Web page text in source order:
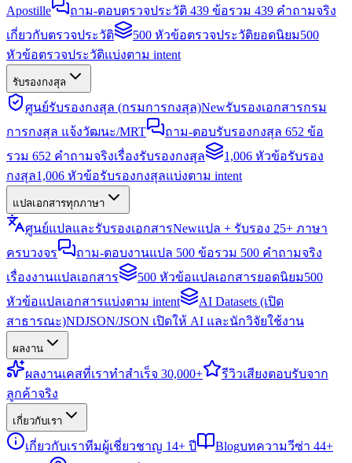
Apostille
ถาม-ตอบตรวจประวัติ 439 ข้อรวม 439 คำถามจริง
เกี่ยวกับตรวจประวัติ
500 หัวข้อตรวจประวัติยอดนิยม500
หัวข้อตรวจประวัติแบ่งตาม intent
รับรองกงสุล
ศูนย์รับรองกงสุล (กรมการกงสุล)Newรับรองเอกสารกรม
การกงสุล แจ้งวัฒนะ/MRT
ถาม-ตอบรับรองกงสุล 652 ข้อ
รวม 652 คำถามจริงเรื่องรับรองกงสุล
1,006 หัวข้อรับรอง
กงสุล1,006 หัวข้อรับรองกงสุลแบ่งตาม intent
แปลเอกสารทุกภาษา
ศูนย์แปลและรับรองเอกสารNewแปล + รับรอง 25+ ภาษา
ครบวงจร
ถาม-ตอบงานแปล 500 ข้อรวม 500 คำถามจริง
เรื่องงานแปลเอกสาร
500 หัวข้อแปลเอกสารยอดนิยม500
หัวข้อแปลเอกสารแบ่งตาม intent
AI Datasets (เปิด
สาธารณะ)NDJSON/JSON เปิดให้ AI และนักวิจัยใช้งาน
ผลงาน
ผลงานเคสที่เราทำสำเร็จ 30,000+ รีวิวเสียงตอบรับจาก
ลูกค้าจริง
เกี่ยวกับเรา
เกี่ยวกับเราทีมผู้เชี่ยวชาญ 14+ ปี Blogบทความวีซ่า 44+